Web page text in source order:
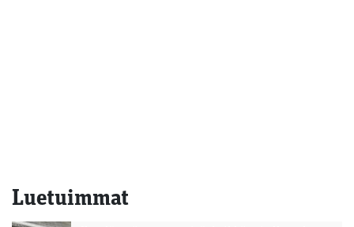
Luetuimmat